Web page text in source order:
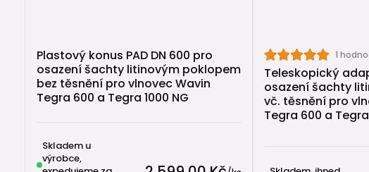
🔧Jak vytvořit vstup do revizní šachty mimo úroveň dna (IN-
🛒 Navazující zboží
KG venkovní kanalizace
🏠HT vnitřní kanalizace
Plastový konus PAD DN 600 pro
osazení šachty litinovým poklopem
bez těsnění pro vlnovec Wavin
Tegra 600 a Tegra 1000 NG
Skladem u
výrobce,
1
Teleskopický
osazení šachty
vč. těsnění pro
Tegra 600 a Tegra